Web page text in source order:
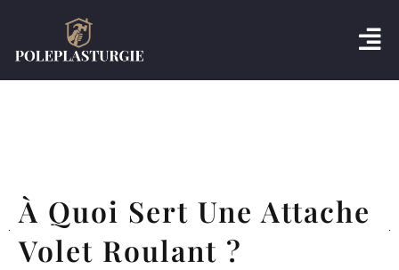
À Quoi Sert Une Attache
Volet Roulant ?